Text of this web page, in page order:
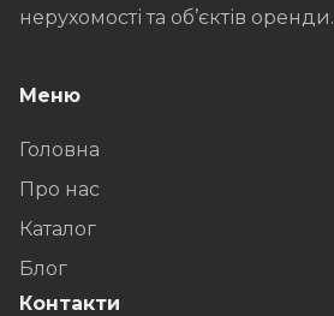
нерухомості та об’єктів оренди.
Меню
Головна
Про нас
Каталог
Блог
Контакти